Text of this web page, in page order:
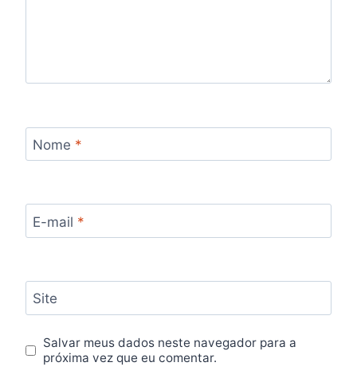
Nome *
E-mail *
Site
Salvar meus dados neste navegador para a
próxima vez que eu comentar.